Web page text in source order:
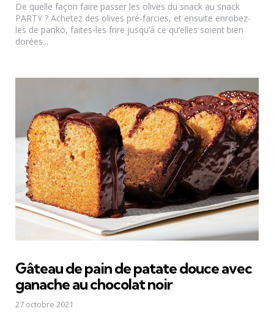
De quelle façon faire passer les olives du snack au snack
PARTY ? Achetez des olives pré-farcies, et ensuite enrobez-
les de panko, faites-les frire jusqu’à ce qu’elles soient bien
dorées...
Gâteau de pain de patate douce avec
ganache au chocolat noir
27 octobre 2021